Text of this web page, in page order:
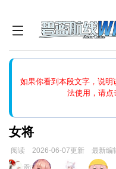
如果你看到本段文字，说
法使用，请点
能中的刷新按钮清除页面
女将
阅读 2026-06-07更新 最新编
跳
跳